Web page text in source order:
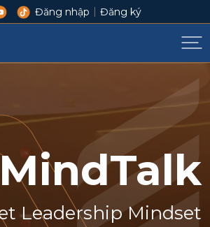
Đăng nhập | Đăng ký
Leadership Mindset